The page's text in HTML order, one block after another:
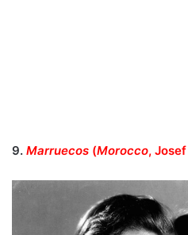
9. Marruecos (Morocco,